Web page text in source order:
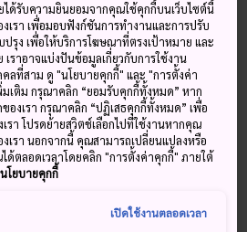
Museum
ได้รับความยินยอมจากคุณใช้คุกกี้บนเว็บไซต์นี้
เรา เพื่อมอบฟังก์ชันการทำงานและการปรับ
รุง เพื่อให้บริการโฆษณาที่ตรงเป้าหมาย และ
ราอาจแบ่งปันข้อมูลเกี่ยวกับการใช้งาน
ลที่สาม ดู "นโยบายคุกกี้" และ "การตั้งค่า
มเติม กรุณาคลิก “ยอมรับคุกกี้ทั้งหมด” หาก
งเรา กรุณาคลิก “ปฏิเสธคุกกี้ทั้งหมด” เพื่อ
รา โปรดย้ายสวิตช์เลือกไปที่ใช้งานหากคุณ
เรา นอกจากนี้ คุณสามารถเปลี่ยนแปลงหรือ
ตลอดเวลาโดยคลิก "การตั้งค่าคุกกี้" ภายใต้
นโยบายคุกกี้
เปิดใช้งานตลอดเวลา